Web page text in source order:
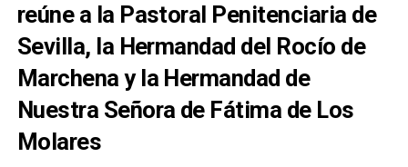
reúne a la Pastoral Penitenciaria de
Sevilla, la Hermandad del Rocío de
Marchena y la Hermandad de
Nuestra Señora de Fátima de Los
Molares